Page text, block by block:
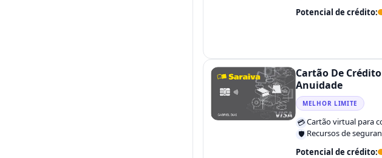
Potencial de crédito:
Cartão De
Anuidade
MELHOR LIMITE
💳Cartão virtual para
🛡️ Recursos de
Potencial de crédito: